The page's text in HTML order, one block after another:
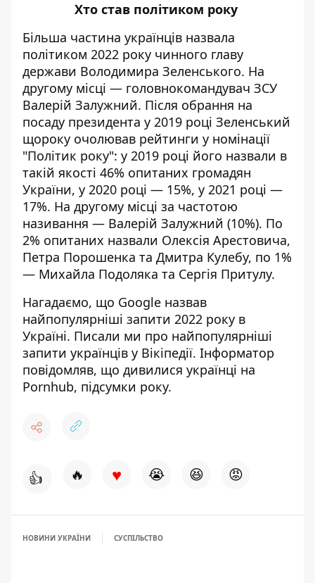
Хто став політиком року
Більша частина українців назвала
політиком 2022 року чинного главу
держави Володимира Зеленського. На
другому місці — головнокомандувач ЗСУ
Валерій Залужний. Після обрання на
посаду президента у 2019 році Зеленський
щороку очолював рейтинги у номінації
"Політик року": у 2019 році його назвали в
такій якості 46% опитаних громадян
України, у 2020 році — 15%, у 2021 році —
17%. На другому місці за частотою
називання — Валерій Залужний (10%). По
2% опитаних назвали Олексія Арестовича,
Петра Порошенка та Дмитра Кулебу, по 1%
— Михайла Подоляка та Сергія Притулу.
Нагадаємо, що Google назвав
найпопулярніші запити 2022 року в
Україні. Писали ми про найпопулярніші
запити українців у Вікіпедії. Інформатор
повідомляв, що дивилися українці на
Pornhub, підсумки року.
👍 🔥 ♥ 😭 😆 😡
НОВИНИ УКРАЇНИ СУСПІЛЬСТВО